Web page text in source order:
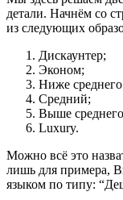
детали. Начнём со
из следующих
Дискаунтер;
Эконом;
Ниже
Средний;
Выше
Luxury.
Можно всё это
лишь для примера,
языком по типу: